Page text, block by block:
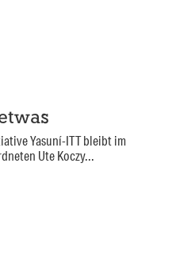
Yasuní-ITT bleibt im
Ute Koczy...